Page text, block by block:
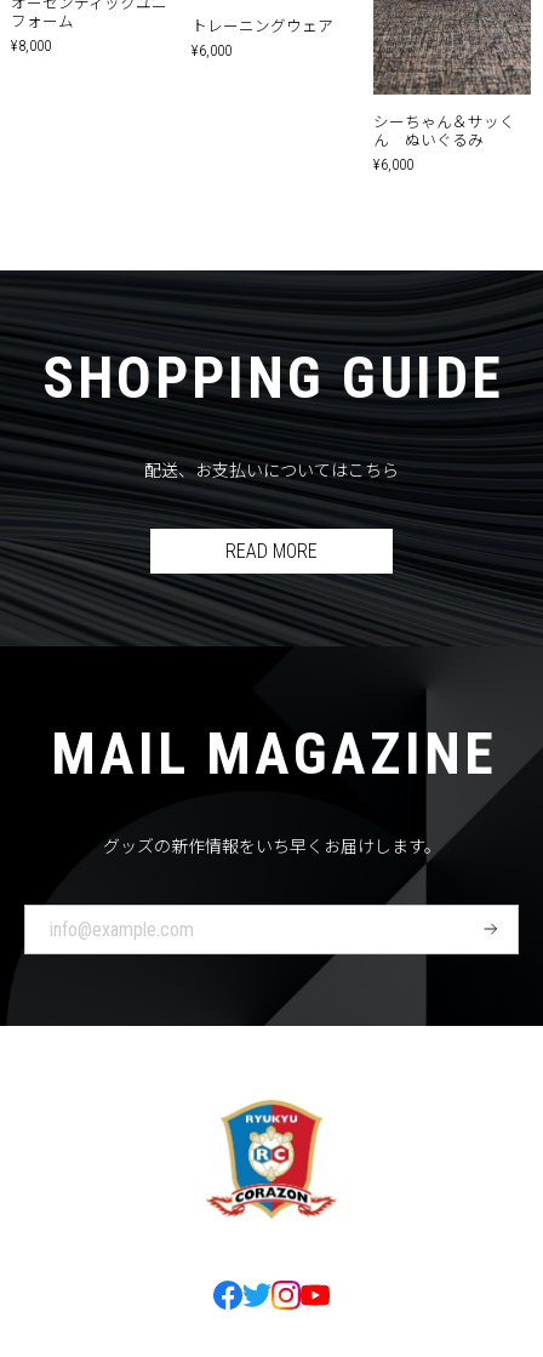
フォーム
¥8,000
トレーニングウェア
¥6,000
シーちゃん＆サッく
ん ぬいぐるみ
¥6,000
SHOPPING GUIDE
配送、お支払いについてはこちら
READ MORE
MAIL MAGAZINE
グッズの新作情報をいち早くお届けします。
登
録